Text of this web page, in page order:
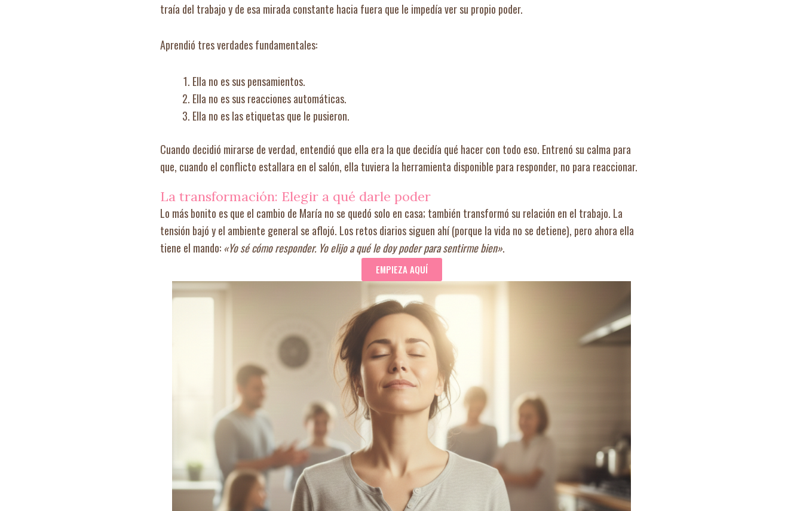
traía del trabajo y de esa mirada constante hacia fuera que le impedía ver su propio poder.
Aprendió tres verdades fundamentales:
Ella no es sus pensamientos.
Ella no es sus reacciones automáticas.
Ella no es las etiquetas que le pusieron.
Cuando decidió mirarse de verdad, entendió que ella era la que decidía qué hacer con todo eso. Entrenó su calma para
que, cuando el conflicto estallara en el salón, ella tuviera la herramienta disponible para responder, no para reaccionar.
La transformación: Elegir a qué darle poder
Lo más bonito es que el cambio de María no se quedó solo en casa; también transformó su relación en el trabajo. La
tensión bajó y el ambiente general se aflojó. Los retos diarios siguen ahí (porque la vida no se detiene), pero ahora ella
tiene el mando: «Yo sé cómo responder. Yo elijo a qué le doy poder para sentirme bien».
EMPIEZA AQUÍ